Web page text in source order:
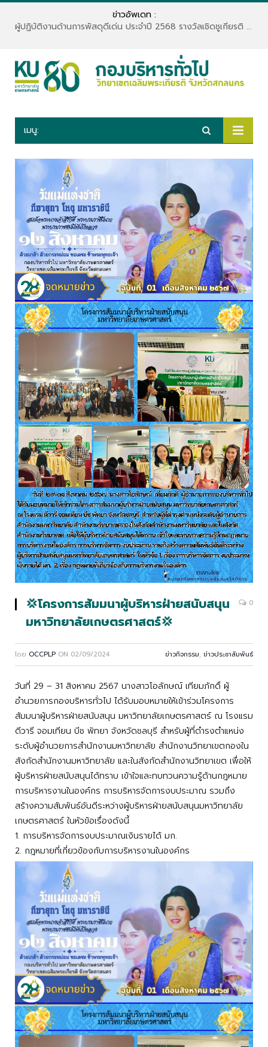
ข่าวอัพเดท :
ผู้ปฏิบัติงานด้านการพัสดุดีเด่น ประจำปี 2568 รางวัลเชิดชูเกียรติ “เพชรพัสดุ”
เมนู:
💢โครงการสัมมนาผู้บริหารฝ่ายสนับสนุน
มหาวิทยาลัยเกษตรศาสตร์💢
0
โดย OCCPLP ON 02/09/2024 ข่าวกิจกรรม, ข่าวประชาสัมพันธ์
วันที่ 29 – 31 สิงหาคม 2567 นางสาวโอลักษณ์ เทียมภักดิ์ ผู้
อำนวยการกองบริหารทั่วไป ได้รับมอบหมายให้เข้าร่วมโครงการ
สัมมนาผู้บริหารฝ่ายสนับสนุน มหาวิทยาลัยเกษตรศาสตร์ ณ โรงแรม
ดีวารี จอมเทียน บีช พัทยา จังหวัดชลบุรี สำหรับผู้ที่ดำรงตำแหน่ง
ระดับผู้อำนวยการสำนักงานมหาวิทยาลัย สำนักงานวิทยาเขตกองใน
สังกัดสำนักงานมหาวิทยาลัย และในสังกัดสำนักงานวิทยาเขต เพื่อให้
ผู้บริหารฝ่ายสนับสนุนได้ทราบ เข้าใจและทบทวนความรู้ด้านกฎหมาย
การบริหารงานในองค์กร การบริหารจัดการงบประมาณ รวมถึง
สร้างความสัมพันธ์อันดีระหว่างผู้บริหารฝ่ายสนับสนุนมหาวิทยาลัย
เกษตรศาสตร์ ในหัวข้อเรื่องดังนี้
1. การบริหารจัดการงบประมาณเงินรายได้ มก.
2. กฎหมายที่เกี่ยวข้องกับการบริหารงานในองค์กร